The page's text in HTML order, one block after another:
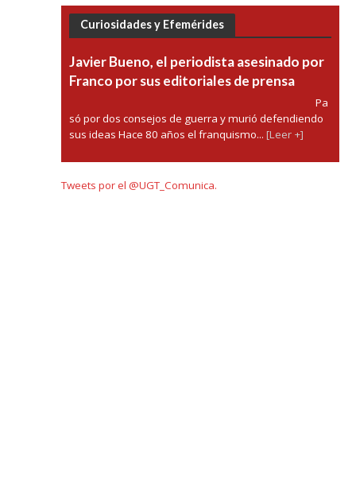
Curiosidades y Efemérides
Javier Bueno, el periodista asesinado por
Franco por sus editoriales de prensa
Pa
só por dos consejos de guerra y murió defendiendo
sus ideas Hace 80 años el franquismo... [Leer +]
Tweets por el @UGT_Comunica.